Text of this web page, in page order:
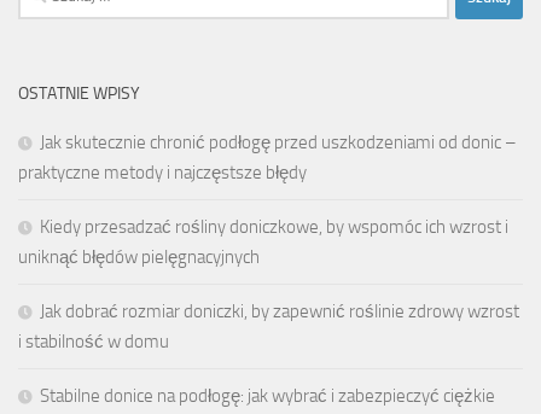
OSTATNIE WPISY
Jak skutecznie chronić podłogę przed uszkodzeniami od donic –
praktyczne metody i najczęstsze błędy
Kiedy przesadzać rośliny doniczkowe, by wspomóc ich wzrost i
uniknąć błędów pielęgnacyjnych
Jak dobrać rozmiar doniczki, by zapewnić roślinie zdrowy wzrost
i stabilność w domu
Stabilne donice na podłogę: jak wybrać i zabezpieczyć ciężkie